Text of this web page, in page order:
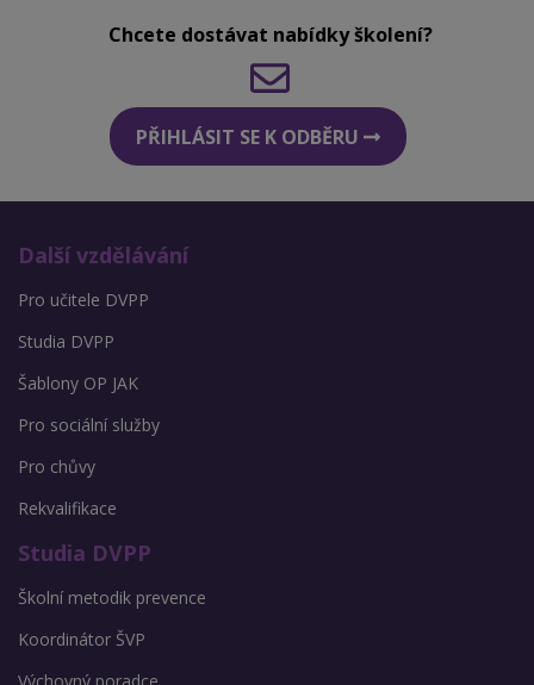
Chcete dostávat nabídky školení?
PŘIHLÁSIT SE K ODBĚRU
Další vzdělávání
Pro učitele DVPP
Studia DVPP
Šablony OP JAK
Pro sociální služby
Pro chůvy
Rekvalifikace
Studia DVPP
Školní metodik prevence
Koordinátor ŠVP